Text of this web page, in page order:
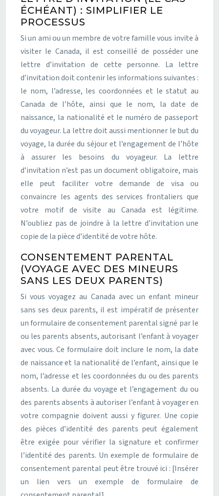
ÉCHÉANT) : SIMPLIFIER LE
PROCESSUS
Si un ami ou un membre de votre famille vous invite à
visiter le Canada, il est conseillé de posséder une
lettre d’invitation de cette personne. La lettre
d’invitation doit contenir les informations suivantes :
le nom, l’adresse, les coordonnées et le statut au
Canada de l’hôte, ainsi que le nom, la date de
naissance, la nationalité et le numéro de passeport
du voyageur. La lettre doit aussi mentionner le but du
voyage, la durée du séjour et l’engagement de l’hôte
à assurer les besoins du voyageur. La lettre
d’invitation n’est pas un document obligatoire, mais
elle peut faciliter votre demande de visa ou
convaincre les agents des services frontaliers que
votre motif de visite au Canada est légitime.
N’oubliez pas de joindre à la lettre d’invitation une
copie de la pièce d’identité de votre hôte.
CONSENTEMENT PARENTAL
(VOYAGE AVEC DES MINEURS
SANS LES DEUX PARENTS)
Si vous voyagez au Canada avec un enfant mineur
sans ses deux parents, il est impératif de présenter
un formulaire de consentement parental signé par le
ou les parents absents, autorisant l’enfant à voyager
avec vous. Ce formulaire doit inclure le nom, la date
de naissance et la nationalité de l’enfant, ainsi que le
nom, l’adresse et les coordonnées du ou des parents
absents. La durée du voyage et l’engagement du ou
des parents absents à autoriser l’enfant à voyager en
votre compagnie doivent aussi y figurer. Une copie
des pièces d’identité des parents peut également
être exigée pour vérifier la signature et confirmer
l’identité des parents. Un exemple de formulaire de
consentement parental peut être trouvé ici : [Insérer
un lien vers un exemple de formulaire de